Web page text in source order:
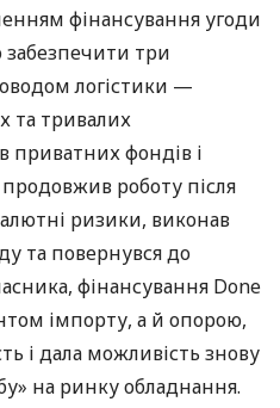
фінансування угоди
забезпечити три
логістики —
та тривалих
приватних фондів і
роботу після
ризики, виконав
та повернувся до
фінансування Done
імпорту, а й опорою,
і дала можливість знову
на ринку обладнання.